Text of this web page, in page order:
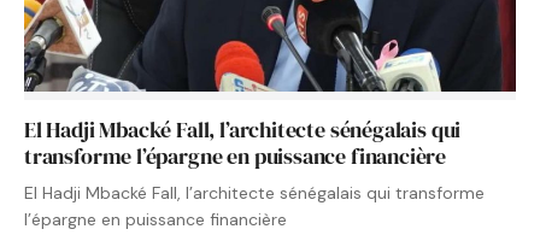
El Hadji Mbacké Fall, l’architecte sénégalais qui
transforme l’épargne en puissance financière
El Hadji Mbacké Fall, l’architecte sénégalais qui transforme
l’épargne en puissance financière